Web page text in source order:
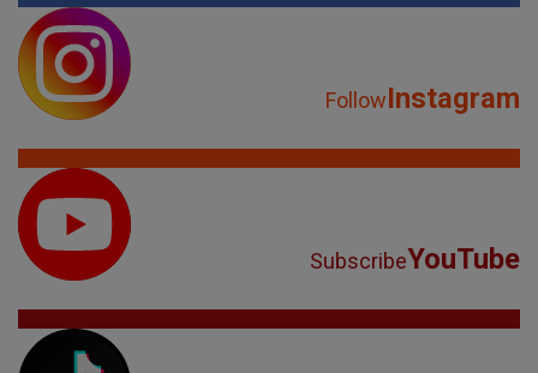
FollowInstagram
SubscribeYouTube